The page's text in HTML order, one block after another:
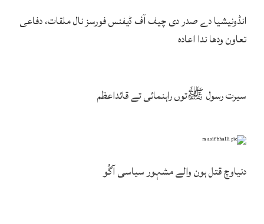
انڈونیشیا دے صدر دی چیف آف ڈیفنس فورسز نال ملقات، دفاعی
تعاون ودھا ندا اعادہ
سیرت رسول ﷺتوں راہنمائی تے قائداعظم
دنیاوچ قتل ہون والے مشہور سیاسی آگُو